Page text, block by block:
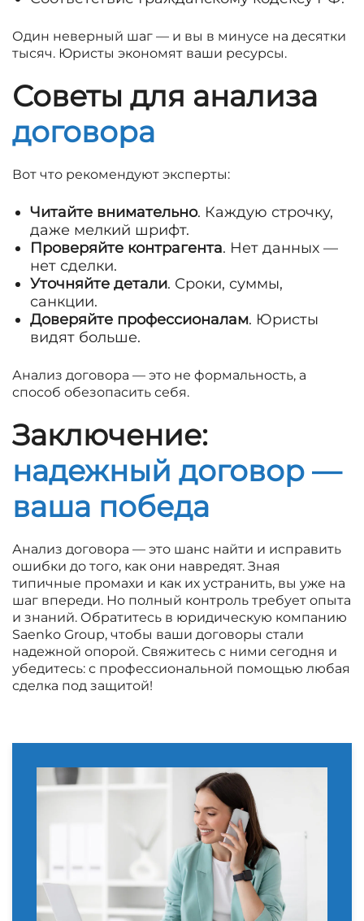
Один неверный шаг — и вы в минусе на десятки
тысяч. Юристы экономят ваши ресурсы.
Советы для анализа
договора
Вот что рекомендуют эксперты:
Читайте внимательно. Каждую строчку,
даже мелкий шрифт.
Проверяйте контрагента. Нет данных —
нет сделки.
Уточняйте детали. Сроки, суммы,
санкции.
Доверяйте профессионалам. Юристы
видят больше.
Анализ договора — это не формальность, а
способ обезопасить себя.
Заключение:
надежный договор —
ваша победа
Анализ договора — это шанс найти и исправить
ошибки до того, как они навредят. Зная
типичные промахи и как их устранить, вы уже на
шаг впереди. Но полный контроль требует опыта
и знаний. Обратитесь в юридическую компанию
Saenko Group, чтобы ваши договоры стали
надежной опорой. Свяжитесь с ними сегодня и
убедитесь: с профессиональной помощью любая
сделка под защитой!